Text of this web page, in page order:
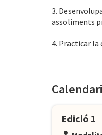
3.
assoliments
4. Practicar
Edició 1